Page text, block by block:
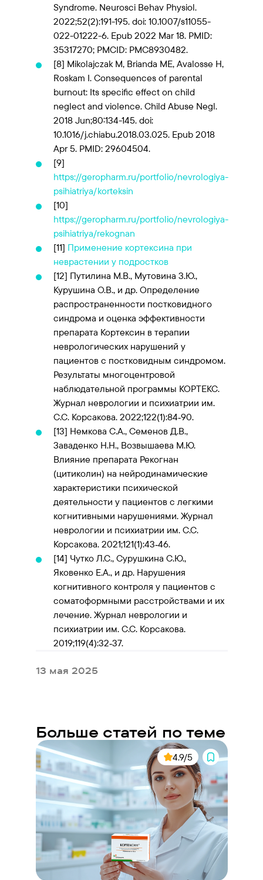
Syndrome. Neurosci Behav Physiol.
2022;52(2):191-195. doi: 10.1007/s11055-
022-01222-6. Epub 2022 Mar 18. PMID:
35317270; PMCID: PMC8930482.
[8] Mikolajczak M, Brianda ME, Avalosse H,
Roskam I. Consequences of parental
burnout: Its specific effect on child
neglect and violence. Child Abuse Negl.
2018 Jun;80:134-145. doi:
10.1016/j.chiabu.2018.03.025. Epub 2018
Apr 5. PMID: 29604504.
[9]
https://geropharm.ru/portfolio/nevrologiya-
psihiatriya/korteksin
[10]
https://geropharm.ru/portfolio/nevrologiya-
psihiatriya/rekognan
[11] Применение кортексина при
неврастении у подростков
[12] Путилина М.В., Мутовина З.Ю.,
Курушина О.В., и др. Определение
распространенности постковидного
синдрома и оценка эффективности
препарата Кортексин в терапии
неврологических нарушений у
пациентов с постковидным синдромом.
Результаты многоцентровой
наблюдательной программы КОРТЕКС.
Журнал неврологии и психиатрии им.
С.С. Корсакова. 2022;122(1):84‑90.
[13] Немкова С.А., Семенов Д.В.,
Заваденко Н.Н., Возвышаева М.Ю.
Влияние препарата Рекогнан
(цитиколин) на нейродинамические
характеристики психической
деятельности у пациентов с легкими
когнитивными нарушениями. Журнал
неврологии и психиатрии им. С.С.
Корсакова. 2021;121(1):43‑46.
[14] Чутко Л.С., Сурушкина С.Ю.,
Яковенко Е.А., и др. Нарушения
когнитивного контроля у пациентов с
соматоформными расстройствами и их
лечение. Журнал неврологии и
психиатрии им. С.С. Корсакова.
2019;119(4):32‑37.
13 мая 2025
Больше статей по теме
4.9/5